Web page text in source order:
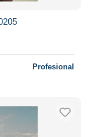
Profesional